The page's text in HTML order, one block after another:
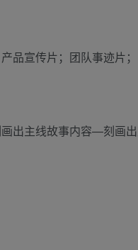
品宣传片；团队事迹片；
出主线故事内容—刻画